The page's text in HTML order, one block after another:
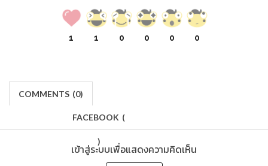
1 1 0 0 0 0
COMMENTS (0)
FACEBOOK (
)
เข้าสู่ระบบเพื่อแสดงความคิดเห็น